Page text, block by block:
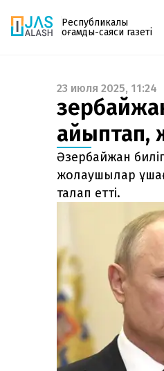
Республикалық
қоғамдық-саяси газеті
Газетке жазылу
PDF форматтағы газетті ай
поштаңызға алып
шыққан сәтте сізге бірден
енгізіңіз, біз қалғанын өзіміз
23 июля 2025, 11:24
айыптап,
Әзербайжан
жолаушылар
талап етті.